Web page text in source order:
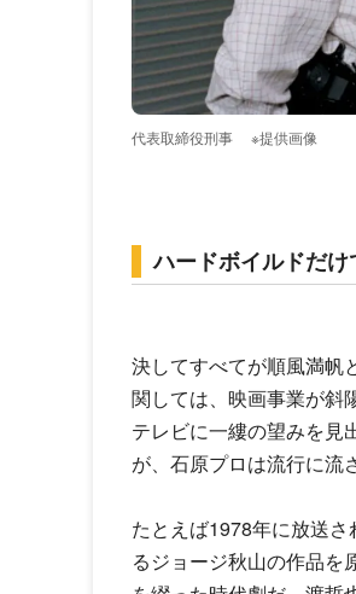
代表取締役刑事 ※提供画像
ハードボイルドだ
決してすべてが順風満帆
関しては、映画事業が斜
テレビに一縷の望みを見
が、石原プロは流行に流
たとえば1978年に放送
るジョージ秋山の作品を